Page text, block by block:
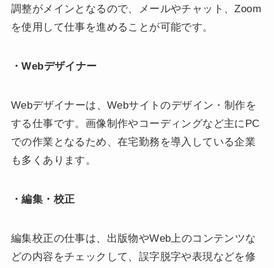
調整がメインとなるので、メールやチャット、Zoom
を使用して仕事を進めることが可能です。
・Webデザイナー
Webデザイナーは、Webサイトのデザイン・制作を
する仕事です。画像制作やコーディングなど主にPC
での作業となるため、在宅勤務を導入している企業
も多くあります。
・編集・校正
編集校正の仕事は、出版物やWeb上のコンテンツな
どの内容をチェックして、誤字脱字や表現などを修